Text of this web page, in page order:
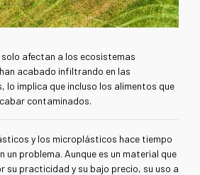
afectan a los ecosistemas
acabado infiltrando en las
lo implica que incluso los alimentos que
contaminados.
y los microplásticos hace tiempo
un problema. Aunque es un material que
su practicidad y su bajo precio, su uso a